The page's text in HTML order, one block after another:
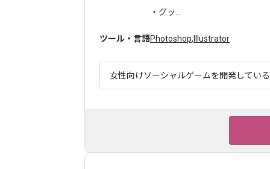
・グッ...
ツール・言語Photoshop, Illustrator
女性向けソーシャルゲームを開発してい